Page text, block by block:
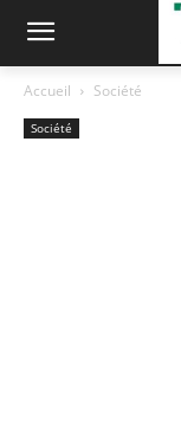
Accueil Société
Société